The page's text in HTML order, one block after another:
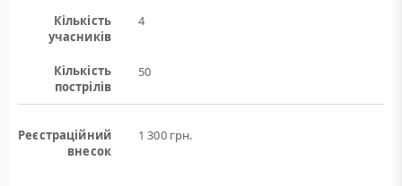
Кількість
учасників
4
Кількість
пострілів
50
Реєстраційний
внесок
1 300 грн.